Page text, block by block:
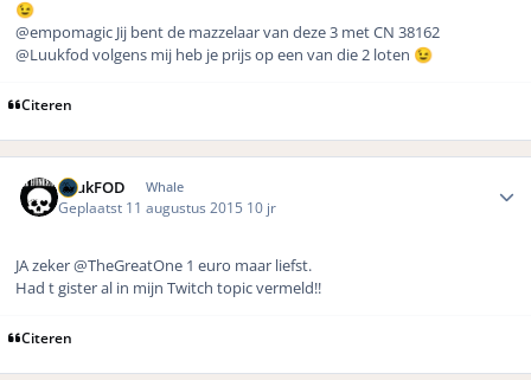
😉
@empomagic Jij bent de mazzelaar van deze 3 met CN 38162
@Luukfod volgens mij heb je prijs op een van die 2 loten 😉
Citeren
LuukFOD Whale
Geplaatst 11 augustus 2015 10 jr
JA zeker @TheGreatOne 1 euro maar liefst.
Had t gister al in mijn Twitch topic vermeld!!
Citeren